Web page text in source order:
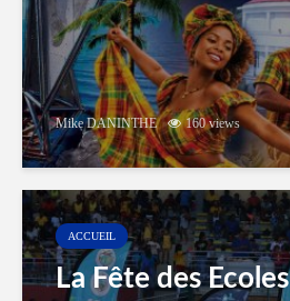
Mike DANINTHE 160 views
ACCUEIL
La Fête des Ecoles